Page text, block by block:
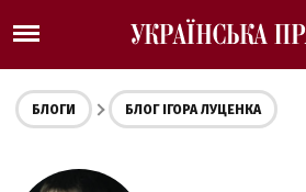
БЛОГИ БЛОГ ІГОРА ЛУЦЕНКА